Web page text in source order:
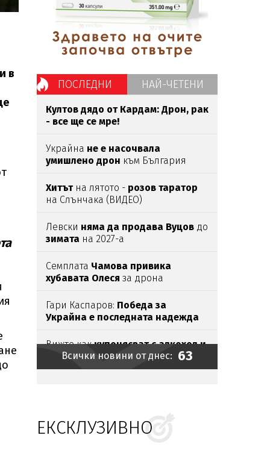
в
ПОСЛЕДНИ НАЙ-ЧЕТЕНИ
Култов дядо от Кардам: Дрон, рак
- все ще се мре!
Украйна не е насочвала
умишлено дрон към България
Хитътна лятото - розов таратор
на Слънчака (ВИДЕО)
Левски няма да продава Вуцов до
зимата на 2027-а
Семплата Чамова привика
хубавата Олеся за дрона
Гари Каспаров: Победа за
Украйна е последната надежда
Вижте каккупонясват с алкохол и
брадви тийн килъритеот
Пловдив (ШОК СНИМКИ)
ОЩЕ ЕДНО ИЗРОДЧЕ:18-годишен
уби с кол чичо си в село Странско
Всички новини от днес: 63
ЕКСКЛУЗИВНО